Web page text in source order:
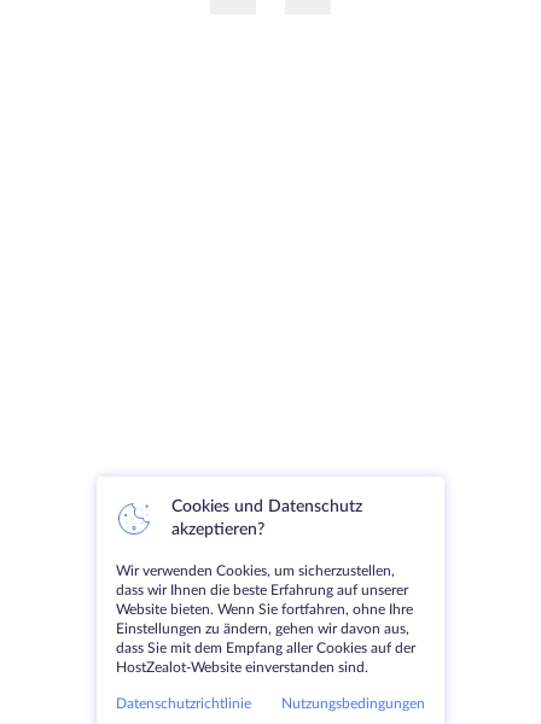
Cookies und Datenschutz
akzeptieren?
Wir verwenden Cookies, um sicherzustellen,
dass wir Ihnen die beste Erfahrung auf unserer
Website bieten. Wenn Sie fortfahren, ohne Ihre
Einstellungen zu ändern, gehen wir davon aus,
dass Sie mit dem Empfang aller Cookies auf der
HostZealot-Website einverstanden sind.
Datenschutzrichtlinie Nutzungsbedingungen